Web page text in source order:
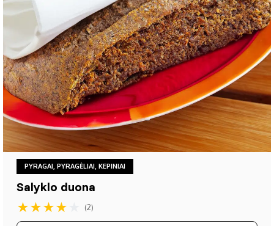
PYRAGAI, PYRAGĖLIAI, KEPINIAI
Salyklo duona
★★★★ (2)